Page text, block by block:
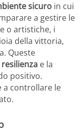
sicuro in cui
a gestire le
o artistiche, i
della vittoria,
Queste
resilienza e la
positivo.
a controllare le